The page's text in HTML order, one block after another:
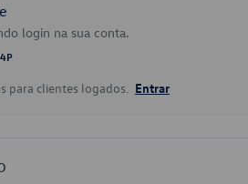
login na sua conta.
para clientes logados. Entrar